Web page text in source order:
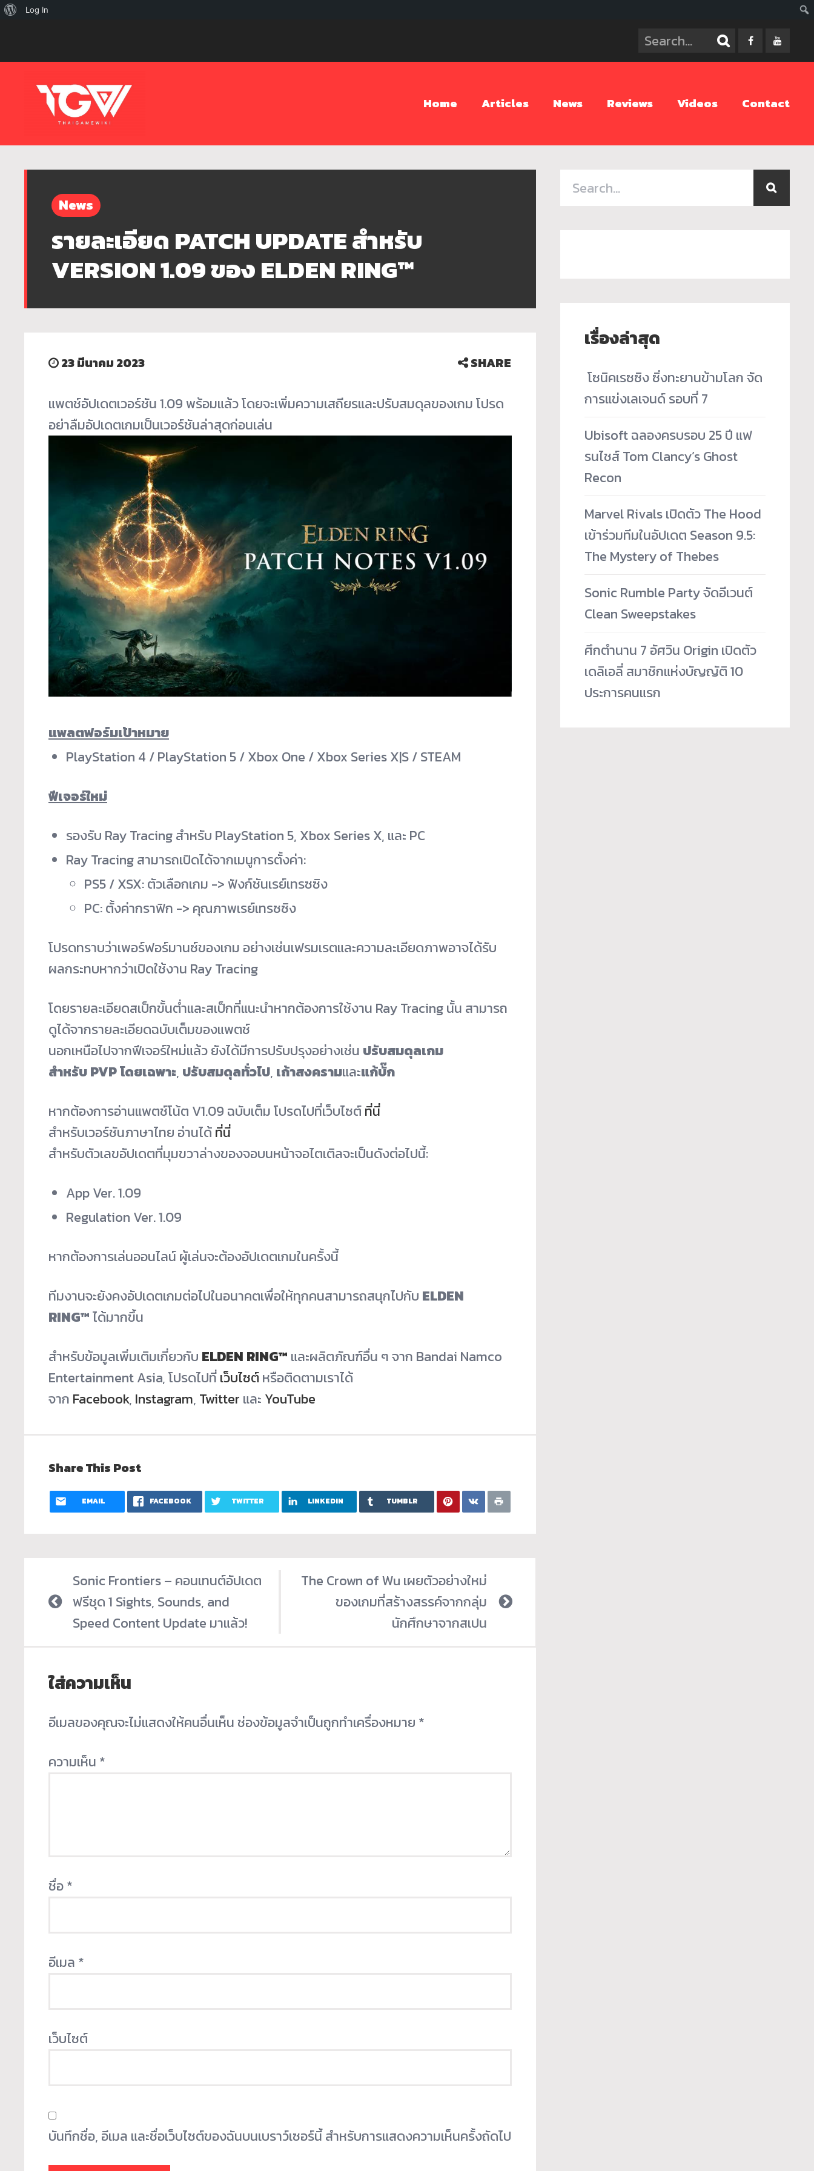
Home Articles News Reviews Videos Contact
News
รายละเอียด PATCH UPDATE สำหรับ
VERSION 1.09 ของ ELDEN RING™
23 มีนาคม 2023 SHARE
แพตช์อัปเดตเวอร์ชัน 1.09 พร้อมแล้ว โดยจะเพิ่มความเสถียรและปรับสมดุลของเกม โปรด
อย่าลืมอัปเดตเกมเป็นเวอร์ชันล่าสุดก่อนเล่น
แพลตฟอร์มเป้าหมาย
PlayStation 4 / PlayStation 5 / Xbox One / Xbox Series X|S / STEAM
ฟีเจอร์ใหม่
รองรับ Ray Tracing สำหรับ PlayStation 5, Xbox Series X, และ PC
Ray Tracing สามารถเปิดได้จากเมนูการตั้งค่า:
PS5 / XSX: ตัวเลือกเกม -> ฟังก์ชันเรย์เทรซซิง
PC: ตั้งค่ากราฟิก -> คุณภาพเรย์เทรซซิง
โปรดทราบว่าเพอร์ฟอร์มานซ์ของเกม อย่างเช่นเฟรมเรตและความละเอียดภาพอาจได้รับ
ผลกระทบหากว่าเปิดใช้งาน Ray Tracing
โดยรายละเอียดสเป็กขั้นต่ำและสเป็กที่แนะนำหากต้องการใช้งาน Ray Tracing นั้น สามารถ
ดูได้จากรายละเอียดฉบับเต็มของแพตช์
นอกเหนือไปจากฟีเจอร์ใหม่แล้ว ยังได้มีการปรับปรุงอย่างเช่น ปรับสมดุลเกม
สำหรับPVP โดยเฉพาะ, ปรับสมดุลทั่วไป, เถ้าสงครามและแก้บั๊ก
หากต้องการอ่านแพตช์โน้ต V1.09 ฉบับเต็ม โปรดไปที่เว็บไซต์ที่นี่
สำหรับเวอร์ชันภาษาไทย อ่านได้ที่นี่
สำหรับตัวเลขอัปเดตที่มุมขวาล่างของจอบนหน้าจอไตเติลจะเป็นดังต่อไปนี้:
App Ver. 1.09
Regulation Ver. 1.09
หากต้องการเล่นออนไลน์ ผู้เล่นจะต้องอัปเดตเกมในครั้งนี้
ทีมงานจะยังคงอัปเดตเกมต่อไปในอนาคตเพื่อให้ทุกคนสามารถสนุกไปกับ ELDEN
RING™ได้มากขึ้น
สำหรับข้อมูลเพิ่มเติมเกี่ยวกับ ELDEN RING™ และผลิตภัณฑ์อื่น ๆ จาก Bandai Namco
Entertainment Asia, โปรดไปที่เว็บไซต์หรือติดตามเราได้
จาก Facebook, Instagram, Twitter และ YouTube
Share This Post
EMAIL FACEBOOK TWITTER LINKEDIN TUMBLR
Sonic Frontiers – คอนเทนต์อัปเดต
ฟรีชุด 1 Sights, Sounds, and
Speed Content Update มาแล้ว!
The Crown of Wu เผยตัวอย่างใหม่
ของเกมที่สร้างสรรค์จากกลุ่ม
นักศึกษาจากสเปน
ใส่ความเห็น
อีเมลของคุณจะไม่แสดงให้คนอื่นเห็นช่องข้อมูลจำเป็นถูกทำเครื่องหมาย *
ความเห็น *
ชื่อ*
อีเมล *
เว็บไซต์
บันทึกชื่อ, อีเมล และชื่อเว็บไซต์ของฉันบนเบราว์เซอร์นี้ สำหรับการแสดงความเห็นครั้งถัดไป
เรื่องล่าสุด
­ โซนิคเรซซิง ซิ่งทะยานข้ามโลก จัด
การแข่งเลเจนด์ รอบที่ 7
Ubisoft ฉลองครบรอบ 25 ปี แฟ
รนไชส์ Tom Clancy’s Ghost
Recon
Marvel Rivals เปิดตัว The Hood
เข้าร่วมทีมในอัปเดต Season 9.5:
The Mystery of Thebes
Sonic Rumble Party จัดอีเวนต์
Clean Sweepstakes
ศึกตำนาน 7 อัศวิน Origin เปิดตัว
เดลิเอลี่ สมาชิกแห่งบัญญัติ 10
ประการคนแรก
เกี่ยวLog In